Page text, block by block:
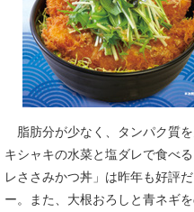
脂肪分が少なく、タンパク質
キシャキの水菜と塩ダレで食べ
レささみかつ丼」は昨年も好評
ー。また、大根おろしと青ネギ